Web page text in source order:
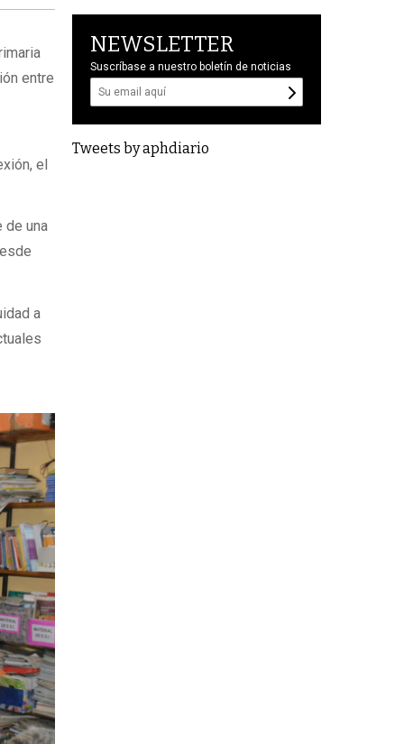
entre
el
de una
a
NEWSLETTER
Suscríbase a nuestro boletín de noticias
Tweets by aphdiario